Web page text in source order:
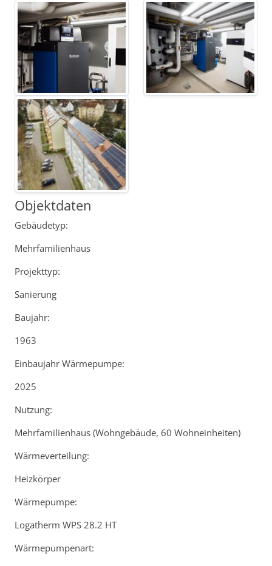
Objektdaten
Gebäudetyp:
Mehrfamilienhaus
Projekttyp:
Sanierung
Baujahr:
1963
Einbaujahr Wärmepumpe:
2025
Nutzung:
Mehrfamilienhaus (Wohngebäude, 60 Wohneinheiten)
Wärmeverteilung:
Heizkörper
Wärmepumpe:
Logatherm WPS 28.2 HT
Wärmepumpenart: